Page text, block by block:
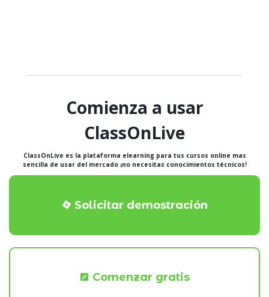
Comienza a usar
ClassOnLive
ClassOnLive es la plataforma elearning para tus cursos online mas
sencilla de usar del mercado ¡no necesitas conocimientos técnicos!
Solicitar demostración
Comenzar gratis